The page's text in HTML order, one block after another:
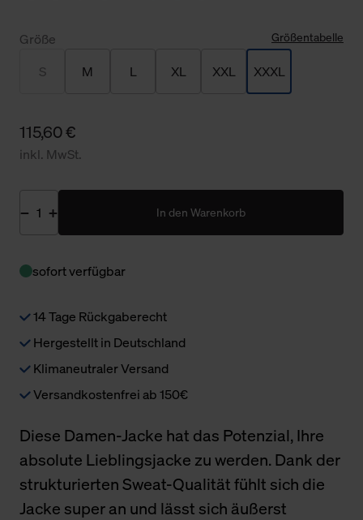
Größe Größentabelle
S M L XL XXL XXXL
115,60 €
inkl. MwSt.
In den Warenkorb
sofort verfügbar
14 Tage Rückgaberecht
Hergestellt in Deutschland
Klimaneutraler Versand
Versandkostenfrei ab 150€
Diese Damen-Jacke hat das Potenzial, Ihre
absolute Lieblingsjacke zu werden. Dank der
strukturierten Sweat-Qualität fühlt sich die
Jacke super an und lässt sich äußerst